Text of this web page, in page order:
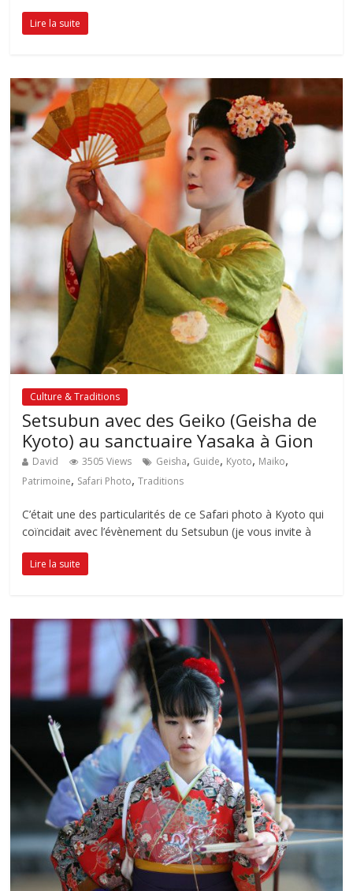
Lire la suite
Culture & Traditions
Setsubun avec des Geiko (Geisha de
Kyoto) au sanctuaire Yasaka à Gion
David 3505 Views Geisha, Guide, Kyoto, Maiko,
Patrimoine, Safari Photo,Traditions
C’était une des particularités de ce Safari photo à Kyoto qui
coïncidait avec l’évènement du Setsubun (je vous invite à
Lire la suite